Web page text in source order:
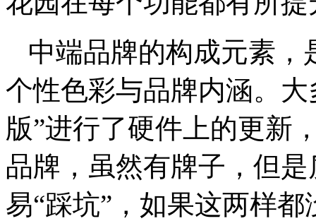
中端品牌的构成元素
个性色彩与品牌内涵。
版”进行了硬件上的更新
品牌，虽然有牌子，但
易“踩坑”，如果这两样